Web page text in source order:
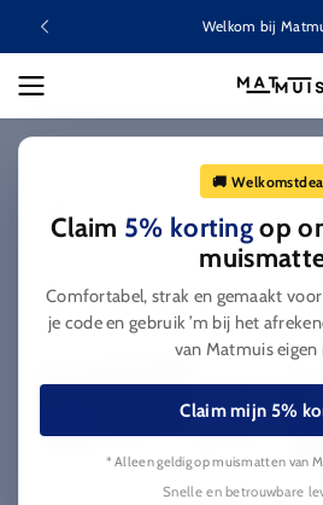
inhoud
Welkom bij
🚚
Claim 5% kortingop
Comfortabel, strak en gemaakt
je code en gebruik ’m bij het
van Matmuis eigen
Claim mijn 5%
* Alleen geldig op muismatten van
Snelle en betrouwbare
t
i
UPS
APC